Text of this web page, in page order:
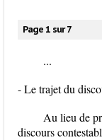
Page 1 sur 7
...
- Le trajet du
Au lieu de
discours